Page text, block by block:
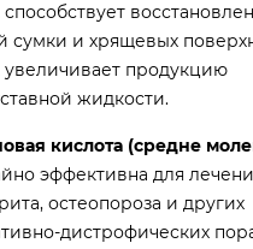
способствует
сумки и хрящевых
увеличивает продукцию
жидкости.
кислота (средне
эффективна для
остеопороза и других
дистрофических